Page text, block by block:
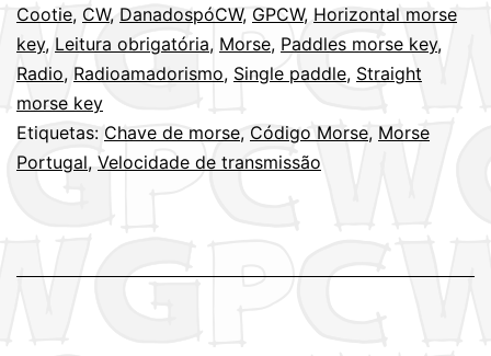
de
em
CW
Cootie, CW, DanadospóCW, GPCW, Horizontal morse
key, Leitura obrigatória, Morse, Paddles morse key,
Radio, Radioamadorismo, Single paddle, Straight
morse key
Etiquetas: Chave de morse, Código Morse, Morse
Portugal, Velocidade de transmissão